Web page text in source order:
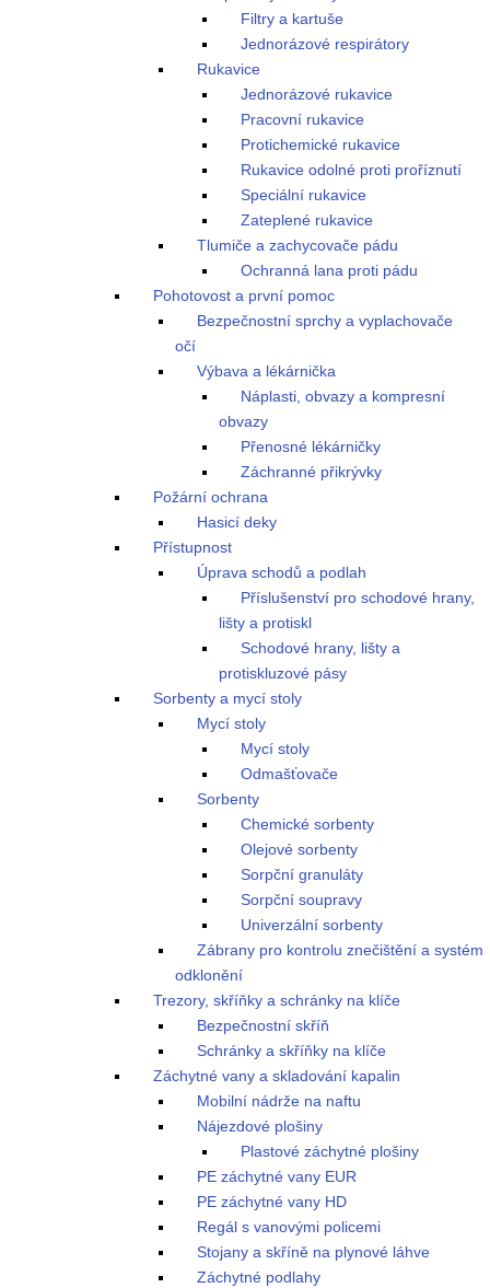
Filtry a kartuše
Jednorázové respirátory
Rukavice
Jednorázové rukavice
Pracovní rukavice
Protichemické rukavice
Rukavice odolné proti proříznutí
Speciální rukavice
Zateplené rukavice
Tlumiče a zachycovače pádu
Ochranná lana proti pádu
Pohotovost a první pomoc
Bezpečnostní sprchy a vyplachovače
očí
Výbava a lékárnička
Náplasti, obvazy a kompresní
obvazy
Přenosné lékárničky
Záchranné přikrývky
Požární ochrana
Hasicí deky
Přístupnost
Úprava schodů a podlah
Příslušenství pro schodové hrany,
lišty a protiskl
Schodové hrany, lišty a
protiskluzové pásy
Sorbenty a mycí stoly
Mycí stoly
Mycí stoly
Odmašťovače
Sorbenty
Chemické sorbenty
Olejové sorbenty
Sorpční granuláty
Sorpční soupravy
Univerzální sorbenty
Zábrany pro kontrolu znečištění a systém
odklonění
Trezory, skříňky a schránky na klíče
Bezpečnostní skříň
Schránky a skříňky na klíče
Záchytné vany a skladování kapalin
Mobilní nádrže na naftu
Nájezdové plošiny
Plastové záchytné plošiny
PE záchytné vany EUR
PE záchytné vany HD
Regál s vanovými policemi
Stojany a skříně na plynové láhve
Záchytné podlahy